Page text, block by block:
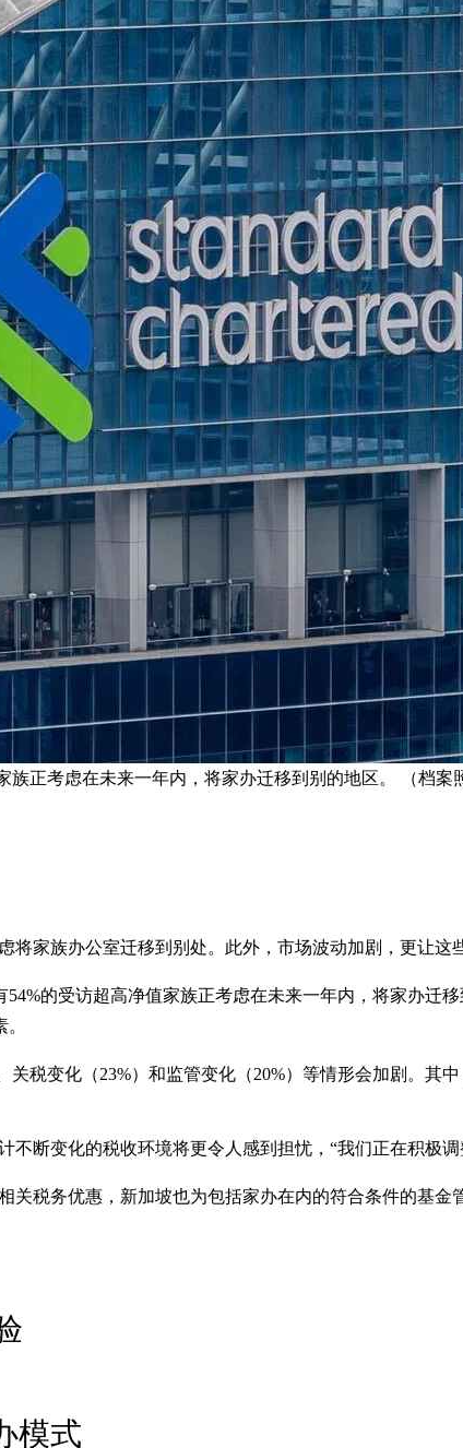
正考虑在未来一年内，将家办迁移到别的地区。 （档案
家族办公室迁移到别处。此外，市场波动加剧，更让这
54%的受访超高净值家族正考虑在未来一年内，将家办迁
税变化（23%）和监管变化（20%）等情形会加剧。其
断变化的税收环境将更令人感到担忧，“我们正在积极调
税务优惠，新加坡也为包括家办在内的符合条件的基金
模式